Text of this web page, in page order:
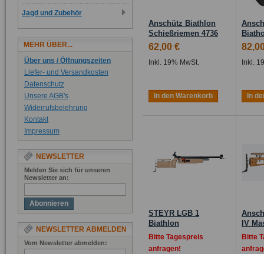
Anschütz Biathlon
Schießriemen 4736
62,00 €
Inkl. 19% MwSt.
In den Warenkorb
Inkl.
In
STEYR LGB 1
Biathlon
Bitte Tagespreis
anfragen!
IV
Bitte
Jagd und Zubehör
MEHR ÜBER...
Über uns / Öffnungszeiten
Liefer- und Versandkosten
Datenschutz
Unsere AGB's
Widerrufsbelehrung
Kontakt
Impressum
NEWSLETTER
Melden Sie sich für unseren
Newsletter an:
Abonnieren
NEWSLETTER ABMELDEN
Vom Newsletter abmelden: